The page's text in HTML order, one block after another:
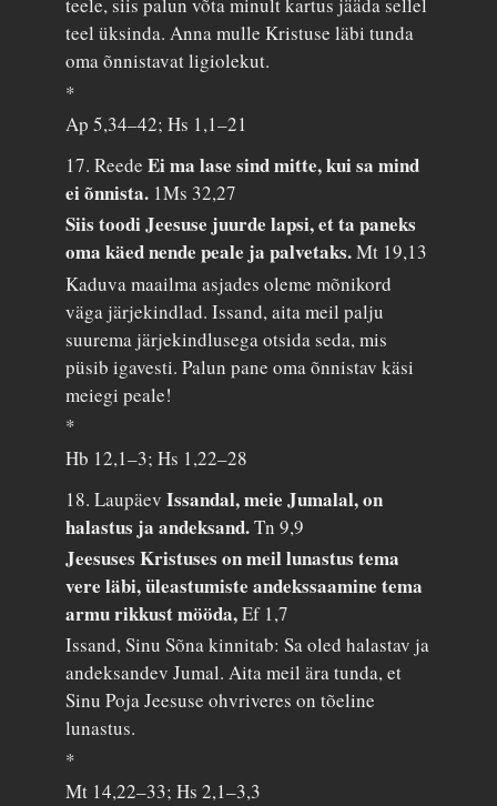
teele, siis palun võta minult kartus jääda sellel
teel üksinda. Anna mulle Kristuse läbi tunda
oma õnnistavat ligiolekut.
*
Ap 5,34–42; Hs 1,1–21
17. ReedeEi ma lase sind mitte, kui sa mind
ei õnnista. 1Ms 32,27
Siis toodi Jeesuse juurde lapsi, et ta paneks
oma käed nende peale ja palvetaks.Mt 19,13
Kaduva maailma asjades oleme mõnikord
väga järjekindlad. Issand, aita meil palju
suurema järjekindlusega otsida seda, mis
püsib igavesti. Palun pane oma õnnistav käsi
meiegi peale!
*
Hb 12,1–3; Hs 1,22–28
18. LaupäevIssandal, meie Jumalal, on
halastus ja andeksand.Tn 9,9
Jeesuses Kristuses on meil lunastus tema
vere läbi, üleastumiste andekssaamine tema
armu rikkust mööda,Ef 1,7
Issand, Sinu Sõna kinnitab: Sa oled halastav ja
andeksandev Jumal. Aita meil ära tunda, et
Sinu Poja Jeesuse ohvriveres on tõeline
lunastus.
*
Mt 14,22–33; Hs 2,1–3,3